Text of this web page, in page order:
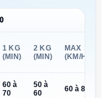
1 KG
(MIN)
2 KG
(MIN)
MAX
(KM/H)
60 à
70
50 à
60
60 à 80